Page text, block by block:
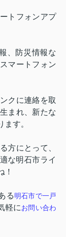
トフォンアプ
、防災情報な
マートフォン
クに連絡を取
まれ、新たな
す。
方にとって、
な明石市ライ
！
る明石市で一戸
軽にお問い合わ